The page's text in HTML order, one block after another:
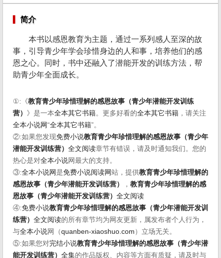
简介
本书以感恩教育为主题，通过一系列感人至深的故
事，引导青少年学会珍惜身边的人和事，培养他们的感
恩之心。同时，书中还融入了潜能开发的训练方法，帮
助青少年全面成长。
①:《教育青少年珍惜理解的感恩故事（青少年潜能开发训练
营） 》是一本全本其它书籍。更多好看的全本其它书籍 ，请关注
全本小说网“全本其它书籍”。
②:如果您发现免费小说教育青少年珍惜理解的感恩故事（青少年
潜能开发训练营） 全文阅读章节有错误，请及时通知我们。您的
热心是对全本小说网最大的支持。
③:全本小说网是免费小说阅读网站，提供教育青少年珍惜理解的
感恩故事（青少年潜能开发训练营）
， 教育青少年珍惜理解的感
恩故事（青少年潜能开发训练营） 全文阅读
④:免费小说教育青少年珍惜理解的感恩故事（青少年潜能开发训
练营） 全文阅读的所有章节均为网友更新，属发布者个人行为，
与全本小说网（quanben-xiaoshuo.com ）立场无关。
⑤:如果您对完结小说教育青少年珍惜理解的感恩故事（青少年潜
能开发训练营） 全集的作品版权、内容等方面有质疑，请及时与